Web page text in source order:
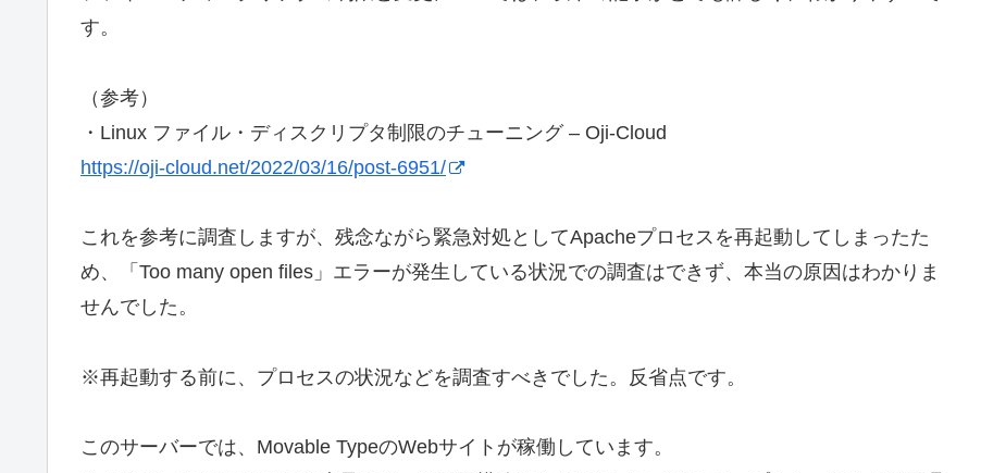
す。
（参考）
・Linux ファイル・ディスクリプタ制限のチューニング – Oji-Cloud
https://oji-cloud.net/2022/03/16/post-6951/
これを参考に調査しますが、残念ながら緊急対処としてApacheプロセスを再起動してしまったた
め、「Too many open files」エラーが発生している状況での調査はできず、本当の原因はわかりま
せんでした。
※再起動する前に、プロセスの状況などを調査すべきでした。反省点です。
このサーバーでは、Movable TypeのWebサイトが稼働しています。